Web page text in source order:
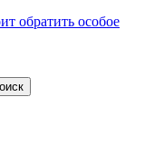
обратить особое